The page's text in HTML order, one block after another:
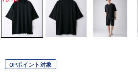
OPポイント対象